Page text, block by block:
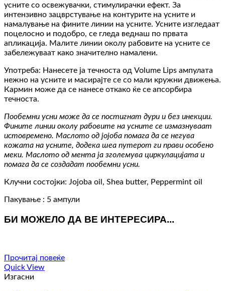
усните со освежувачки, стимулирачки ефект. За
интензивно зацврстување на контурите на усните и
намалување на фините линии на усните. Усните изгледаат
поцелосно и подобро, се гледа веднаш по првата
апликација. Малите линии околу рабовите на усните се
забележуваат како значително намалени.
Употреба: Нанесете ја течноста од Volume Lips ампулата
нежно на усните и масирајте се со мали кружни движења.
Кармин може да се нанесе откако ќе се апсорбира
течноста.
Пообемни усни може да се постигнат дури и без инекции.
Фините линии околу рабовите на усните се измазнуваат
истовремено. Маслото од јојоба помага да се негува
кожата на усните, додека шеа путерот ги прави особено
меки. Маслото од мента ја зголемува циркулацијата и
помага да се создадат пообемни усни.
Клучни состојки: Jojoba oil, Shea butter, Peppermint oil
Пакување : 5 ампули
БИ МОЖЕЛО ДА ВЕ ИНТЕРЕСИРА...
Прочитај повеќе
Quick View
Изгасни